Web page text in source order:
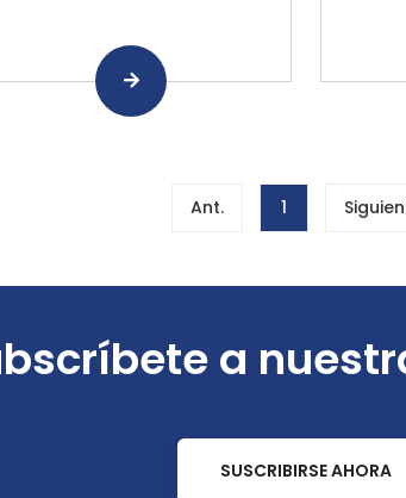
Ant. 1
a
SUSCRIBIRSE AHORA